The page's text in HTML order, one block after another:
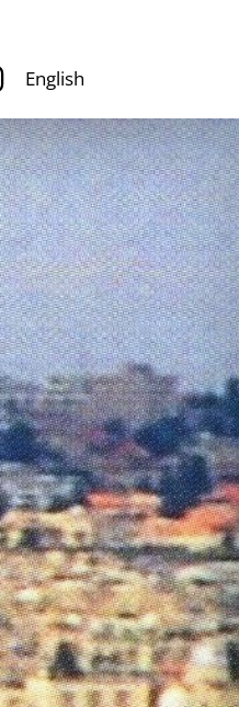
English